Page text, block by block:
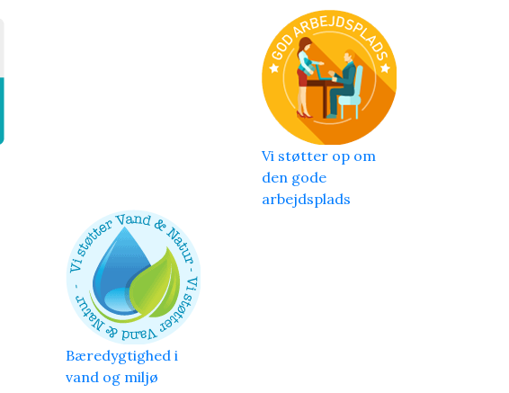
Vi støtter op om
den gode
arbejdsplads
Bæredygtighed i
vand og miljø